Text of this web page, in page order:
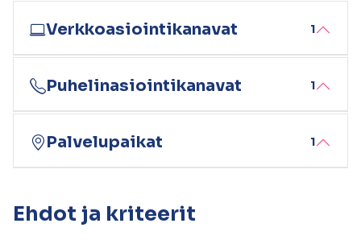
Verkkoasiointikanavat 1
Puhelinasiointikanavat 1
Palvelupaikat 1
Ehdot ja kriteerit